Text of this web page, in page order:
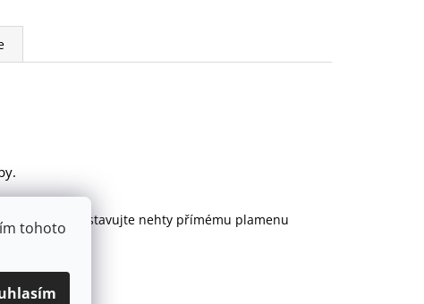
tohoto
nehty. Nevystavujte nehty přímému plamenu